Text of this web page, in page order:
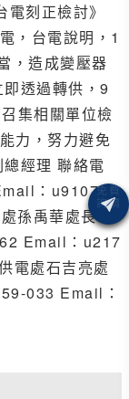
刻正檢討》
，台電說明，1
，造成變壓器
透過轉供，9
集相關單位檢
力，努力避免
經理 聯絡電
：u910707
孫禹華處長 聯
Email：u217
電處石吉亮處
033 Email：